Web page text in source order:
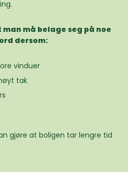
må belage seg på noe
dersom:
vinduer
tak
gjøre at boligen tar lengre tid